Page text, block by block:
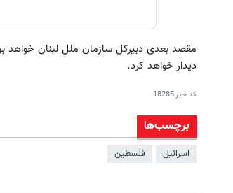
مقصد بعدی دبیرکل سازمان ملل لبنان
دیدار خواهد کرد.
کد خبر18285
برچسب‌ها
اسرائیل فلسطین
درخواست فروش